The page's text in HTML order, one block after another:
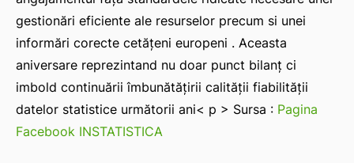
gestionări eficiente ale resurselor precum si unei
informări corecte cetățeni europeni . Aceasta
aniversare reprezintand nu doar punct bilanț ci
imbold continuării îmbunătățirii calității fiabilității
datelor statistice următorii ani< p > Sursa : Pagina
Facebook INSTATISTICA